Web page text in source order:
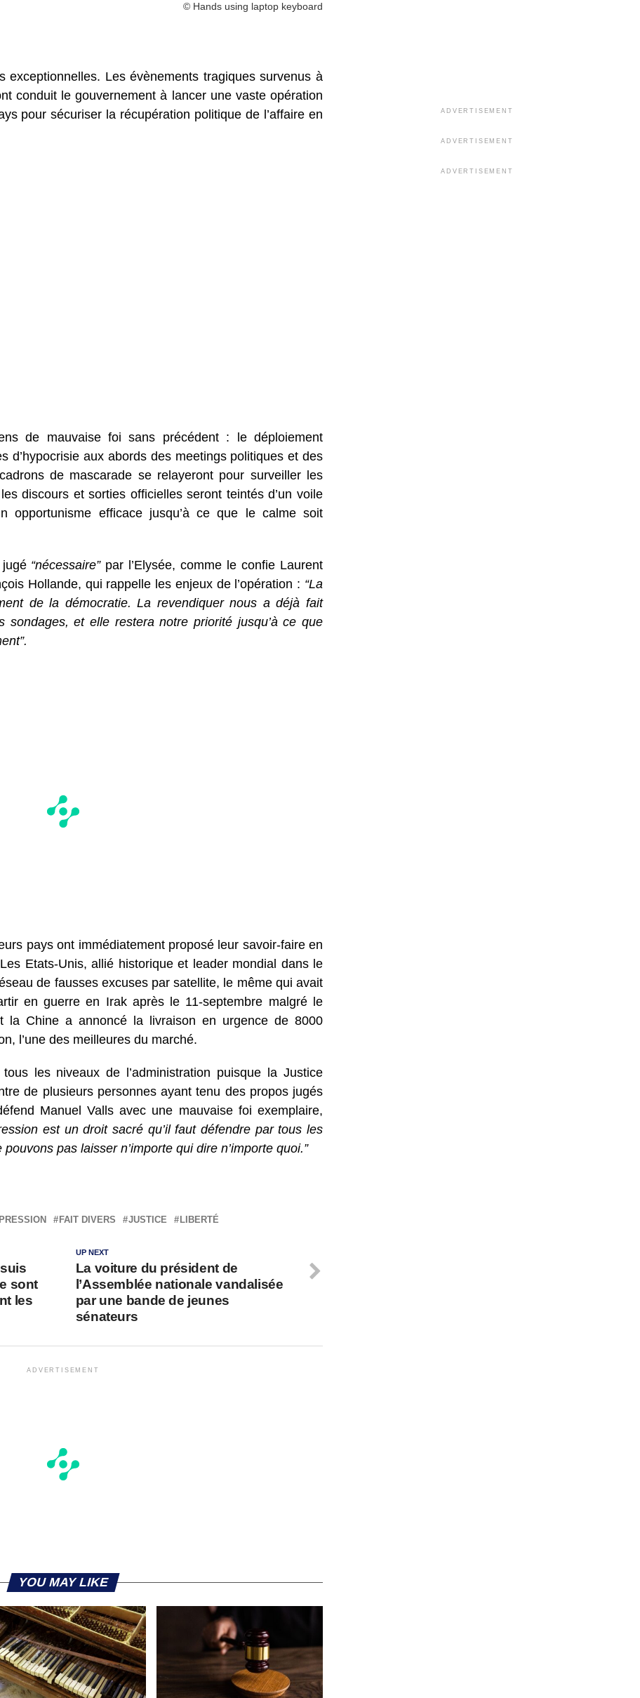
© Hands using laptop keyboard
exceptionnelles. Les évènements tragiques survenus à
conduit le gouvernement à lancer une vaste opération
pour sécuriser la récupération politique de l’affaire en
de mauvaise foi sans précédent : le déploiement
d’hypocrisie aux abords des meetings politiques et des
de mascarade se relayeront pour surveiller les
discours et sorties officielles seront teintés d’un voile
opportunisme efficace jusqu’à ce que le calme soit
“nécessaire”par l’Elysée, comme le confie Laurent
Hollande, qui rappelle les enjeux de l’opération : “La
de la démocratie. La revendiquer nous a déjà fait
et elle restera notre priorité jusqu’à ce que
pays ont immédiatement proposé leur savoir-faire en
Etats-Unis, allié historique et leader mondial dans le
de fausses excuses par satellite, le même qui avait
en guerre en Irak après le 11-septembre malgré le
la Chine a annoncé la livraison en urgence de 8000
l’une des meilleures du marché.
les niveaux de l’administration puisque la Justice
de plusieurs personnes ayant tenu des propos jugés
Manuel Valls avec une mauvaise foi exemplaire,
est un droit sacré qu’il faut défendre par tous les
pas laisser n’importe qui dire n’importe quoi.”
FAIT DIVERS JUSTICE LIBERTÉ
UP NEXT
La voiture du président de
l’Assemblée nationale vandalisée
par une bande de jeunes
sénateurs
sont
les
ADVERTISEMENT
YOU MAY LIKE
ADVERTISEMENT
ADVERTISEMENT
ADVERTISEMENT